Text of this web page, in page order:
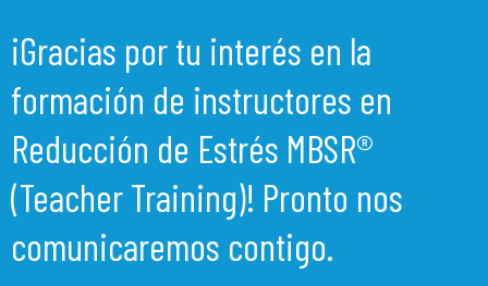
¡Gracias por tu interés en la
formación de instructores en
Reducción de Estrés MBSR®
(Teacher Training)! Pronto nos
comunicaremos contigo.